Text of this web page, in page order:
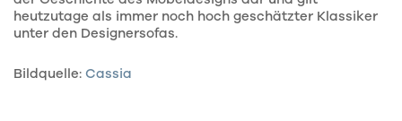
heutzutage als immer noch hoch geschätzter Klassiker
unter den Designersofas.
Bildquelle: Cassia